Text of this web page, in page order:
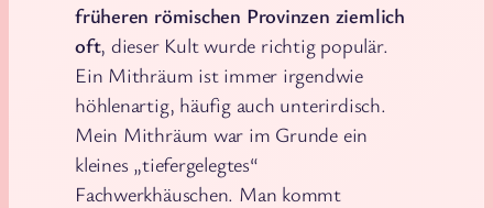
früheren römischen Provinzen ziemlich
oft, dieser Kult wurde richtig populär.
Ein Mithräum ist immer irgendwie
höhlenartig, häufig auch unterirdisch.
Mein Mithräum war im Grunde ein
kleines „tiefergelegtes“
Fachwerkhäuschen. Man kommt